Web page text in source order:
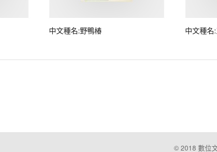
中文種名:野鴨椿 中文種名
© 2018 數位